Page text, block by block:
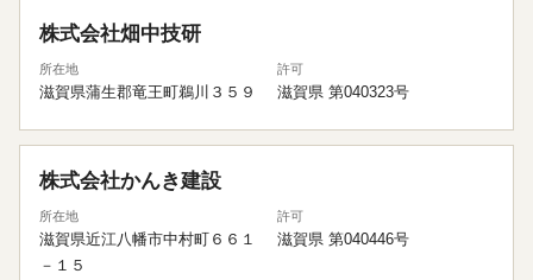
株式会社畑中技研
所在地
滋賀県蒲生郡竜王町鵜川３５９
許可
滋賀県 第040323号
株式会社かんき建設
所在地
滋賀県近江八幡市中村町６６１
－１５
許可
滋賀県 第040446号